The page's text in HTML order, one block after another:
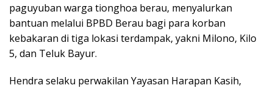
paguyuban warga tionghoa berau, menyalurkan
bantuan melalui BPBD Berau bagi para korban
kebakaran di tiga lokasi terdampak, yakni Milono, Kilo
5, dan Teluk Bayur.
Hendra selaku perwakilan Yayasan Harapan Kasih,